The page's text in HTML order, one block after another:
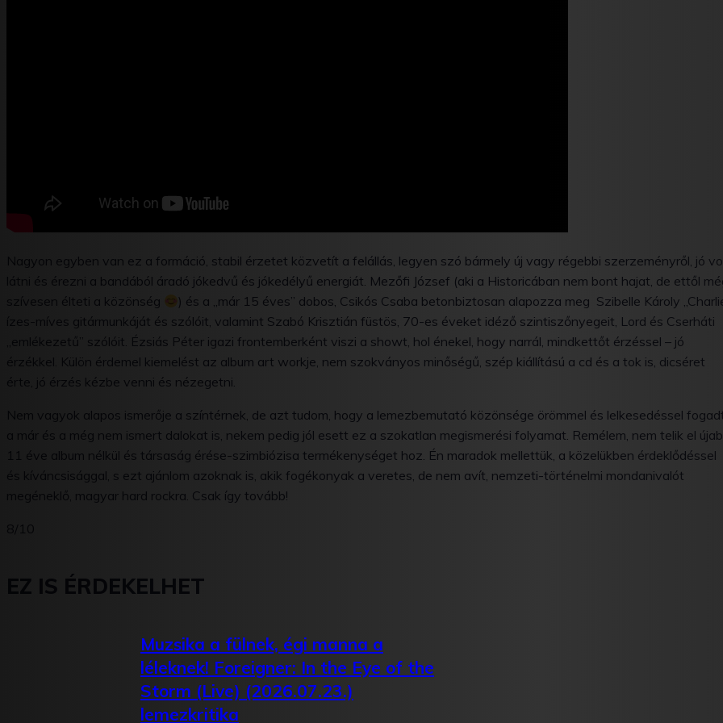
Nagyon egyben van ez a formáció, stabil érzetet közvetít a felállás, legyen szó bármely új vagy régebbi szerzeményről, jó
látni és érezni a bandából áradó jókedvű és jókedélyű energiát. Mezőfi József (aki a Historicában nem bont hajat, de ettől
szívesen élteti a közönség
) és a „már 15 éves” dobos, Csikós Csaba betonbiztosan alapozza meg Szibelle Károly
ízes-míves gitármunkáját és szólóit, valamint Szabó Krisztián füstös, 70-es éveket idéző szintiszőnyegeit, Lord és Cserháti
„emlékezetű” szólóit. Ézsiás Péter igazi frontemberként viszi a showt, hol énekel, hogy narrál, mindkettőt érzéssel – jó
érzékkel. Külön érdemel kiemelést az album art workje, nem szokványos minőségű, szép kiállítású a cd és a tok is, dicséret
érte, jó érzés kézbe venni és nézegetni.
Nem vagyok alapos ismerője a színtérnek, de azt tudom, hogy a lemezbemutató közönsége örömmel és lelkesedéssel
a már és a még nem ismert dalokat is, nekem pedig jól esett ez a szokatlan megismerési folyamat. Remélem, nem telik el
11 éve album nélkül és társaság érése-szimbiózisa termékenységet hoz. Én maradok mellettük, a közelükben érdeklődéssel
és kíváncsisággal, s ezt ajánlom azoknak is, akik fogékonyak a veretes, de nem avít, nemzeti-történelmi mondanivalót
megéneklő, magyar hard rockra. Csak így tovább!
8/10
EZ IS ÉRDEKELHET
Muzsika a fülnek, égi manna a
léleknek! Foreigner: In the Eye of the
Storm (Live) (2026.07.23.)
lemezkritika